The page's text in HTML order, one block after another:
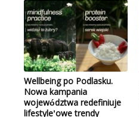
Wellbeing po Podlasku.
Nowa kampania
województwa redefiniuje
lifestyle’owe trendy